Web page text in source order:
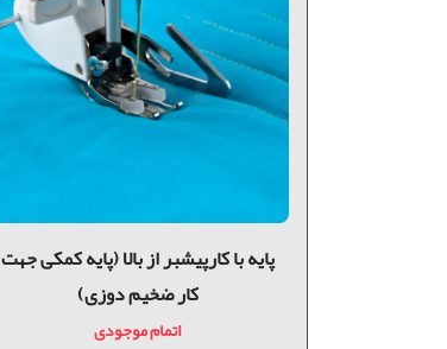
پايه با كارپيشبر از بالا (پایه کمکی جهت
کار ضخیم دوزی)
اتمام موجودی